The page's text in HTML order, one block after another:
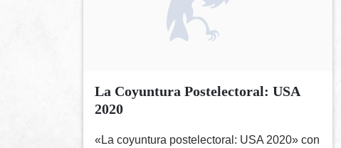
La Coyuntura Postelectoral: USA
2020
«La coyuntura postelectoral: USA 2020» con